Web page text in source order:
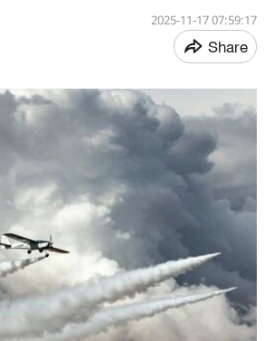
07:59:17 2025-11-17
Share